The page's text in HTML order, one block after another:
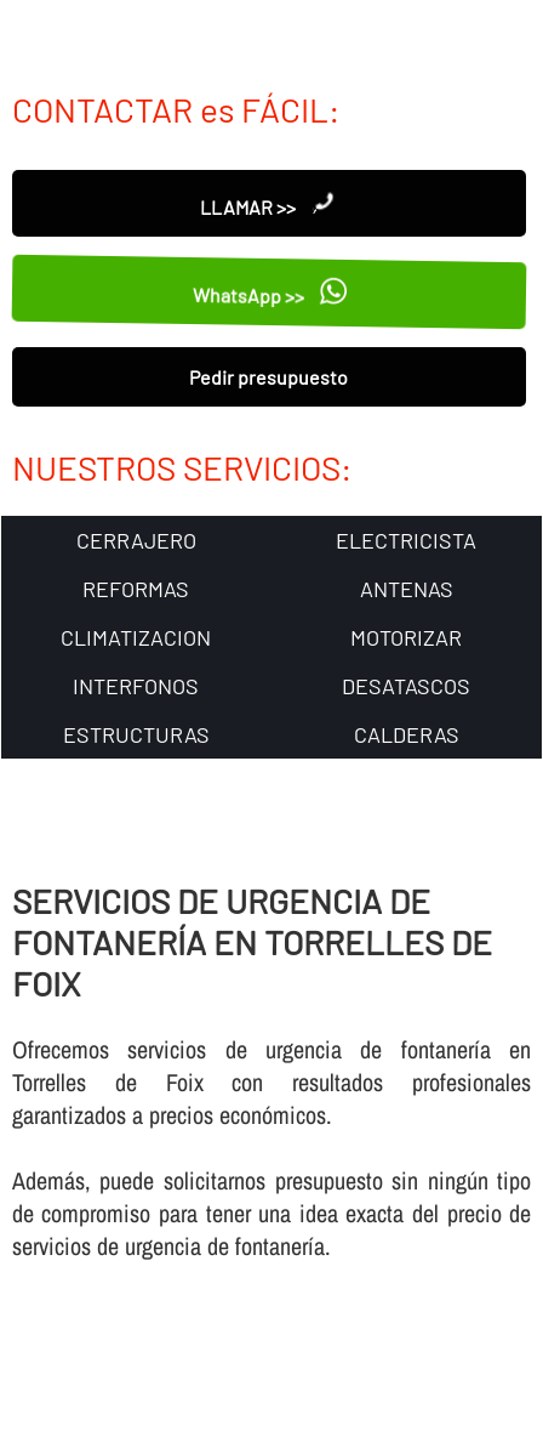
CONTACTAR es FÁCIL:
LLAMAR >>
WhatsApp >>
Pedir presupuesto
NUESTROS SERVICIOS:
CERRAJERO
ELECTRICISTA
REFORMAS
ANTENAS
CLIMATIZACION
MOTORIZAR
INTERFONOS
DESATASCOS
ESTRUCTURAS
CALDERAS
SERVICIOS DE URGENCIA DE
FONTANERÍ­A EN TORRELLES DE
FOIX
Ofrecemos servicios de urgencia de fontanerí­a en
Torrelles de Foix con resultados profesionales
garantizados a precios económicos.
Además, puede solicitarnos presupuesto sin ningún tipo
de compromiso para tener una idea exacta del precio de
servicios de urgencia de fontanerí­a.